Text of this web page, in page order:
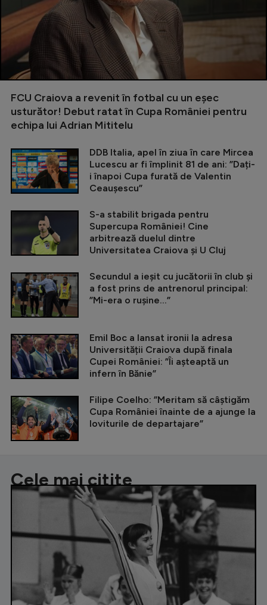
FCU Craiova a revenit în fotbal cu un eșec
usturător! Debut ratat în Cupa României pentru
echipa lui Adrian Mititelu
DDB Italia, apel în ziua în care Mircea
Lucescu ar fi împlinit 81 de ani: ”Dați-
i înapoi Cupa furată de Valentin
Ceaușescu”
S-a stabilit brigada pentru
Supercupa României! Cine
arbitrează duelul dintre
Universitatea Craiova și U Cluj
Secundul a ieșit cu jucătorii în club și
a fost prins de antrenorul principal:
”Mi-era o rușine...”
Emil Boc a lansat ironii la adresa
Universității Craiova după finala
Cupei României: ”Îi așteaptă un
infern în Bănie”
Filipe Coelho: ”Meritam să câștigăm
Cupa României înainte de a ajunge la
loviturile de departajare”
Cele mai citite